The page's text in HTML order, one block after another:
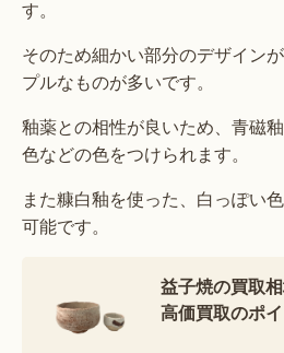
す。
そのため細かい部分のデザイン
プルなものが多いです。
釉薬との相性が良いため、青磁
色などの色をつけられます。
また糠白釉を使った、白っぽい
可能です。
益子焼の買取
高価買取のポ